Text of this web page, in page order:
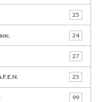
25
24
27
25
99